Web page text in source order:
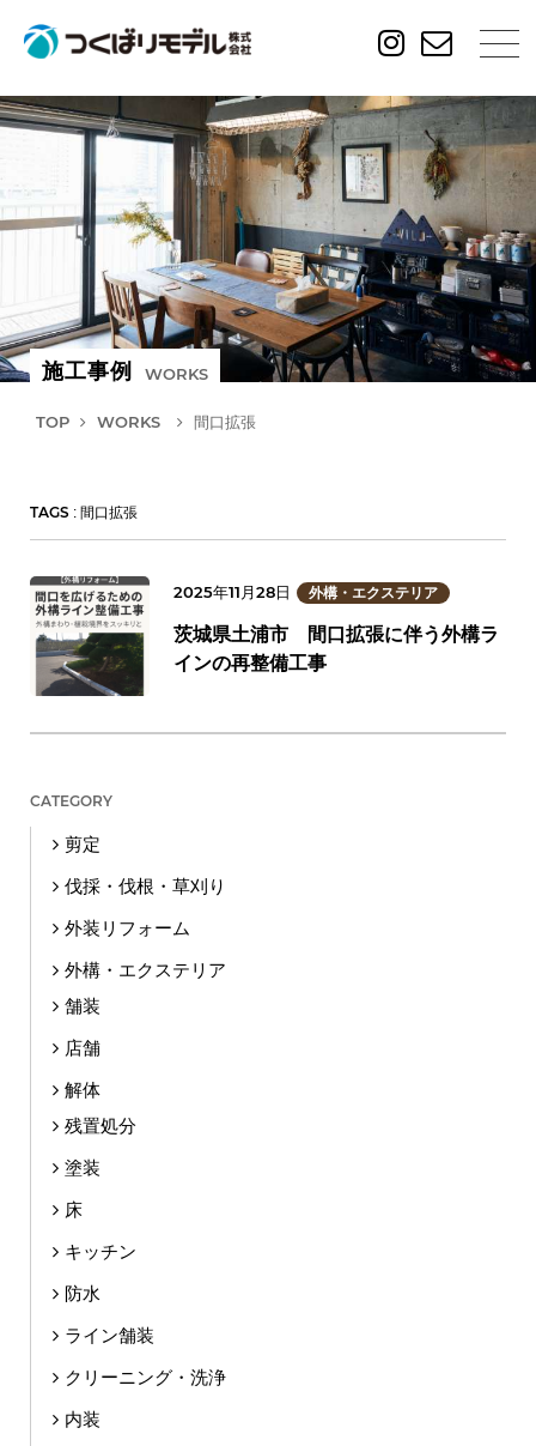
施工事例 WORKS
TOP WORKS 間口拡張
TAGS : 間口拡張
2025年11月28日 外構・エクステリア
茨城県土浦市 間口拡張に伴う外構ラ
インの再整備工事
CATEGORY
剪定
伐採・伐根・草刈り
外装リフォーム
外構・エクステリア
舗装
店舗
解体
残置処分
塗装
床
キッチン
防水
ライン舗装
クリーニング・洗浄
内装